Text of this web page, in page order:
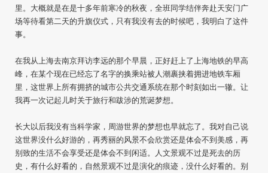
里。大概就是在是十多年前寒冷的秋夜，全班同学结伴奔赴天安门广
场等待看第二天的升旗仪式，只有我没有去的时候吧，我明白了这件
事。
在我从上海去南京拜访李远的那个早晨，正好赶上了上海地铁的早高
峰，在某个现在已经忘了名字的换乘站被人潮裹挟着拥进地铁车厢
里，这世界上所有拥挤的城市公共交通系统在那个时刻如出一辙。让
我再一次记起儿时关于旅行和跋涉的荒诞梦想。
长大以后我没有当科学家，周游世界的梦想也早就忘了。我对自己说
这世界没什么好游的，再秀丽的风景不会欣赏还是体会不到美感，再
别致的生活不会享受还是体会不到闲适。人文景观不过是死去的历
史，有什么好看的，自然景观不过是演化的痕迹，没什么好看的。别